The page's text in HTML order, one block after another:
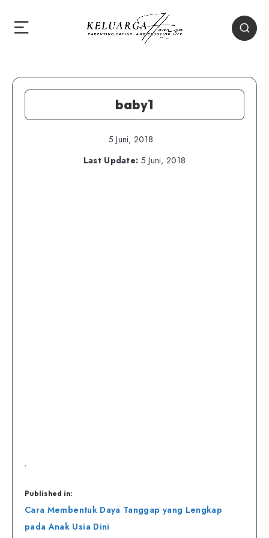
baby1
5 Juni, 2018
Last Update: 5 Juni, 2018
Published in:
Navigasi
pos
Cara Membentuk Daya Tanggap yang Lengkap
pada Anak Usia Dini